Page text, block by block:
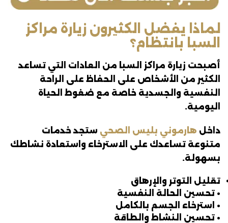
لماذا يفضل الكثيرون زيارة مراكز
السبا بانتظام؟
أصبحت زيارة مراكز السبا من العادات التي تساعد
الكثير من الأشخاص على الحفاظ على الراحة
النفسية والجسدية خاصة مع ضغوط الحياة
اليومية.
داخل هارموني بليس الصحي ستجد خدمات
متنوعة تساعدك على الاسترخاء واستعادة نشاطك
بسهولة.
تقليل التوتر والإرهاق
• تحسين الحالة النفسية
• استرخاء الجسم بالكامل
• تحسين النشاط والطاقة